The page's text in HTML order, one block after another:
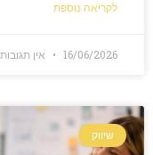
לקריאה נוספת
16/06/2026 אין תגובות
שיווק